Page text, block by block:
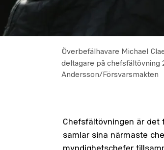
Överbefälhavare Michael
deltagare på chefsfältövning
Andersson/Försvarsmakten
Chefsfältövningen är det
samlar sina närmaste